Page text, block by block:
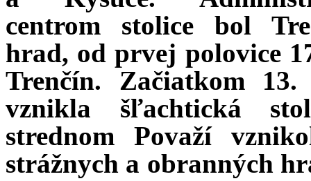
centrom stolice bol
hrad, od prvej polovice
Trenčín. Začiatkom 13.
vznikla šľachtická
strednom Považí
strážnych a obranných